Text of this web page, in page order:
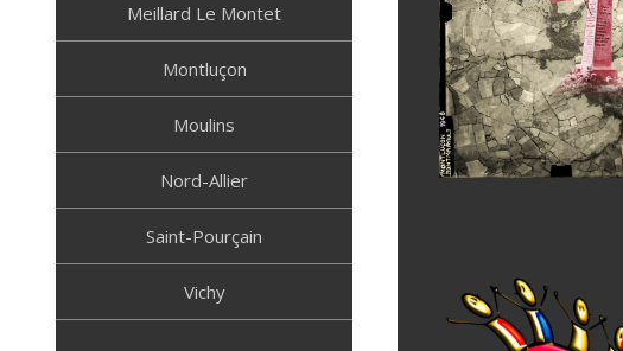
Meillard Le Montet
Montluçon
Moulins
Nord-Allier
Saint-Pourçain
Vichy